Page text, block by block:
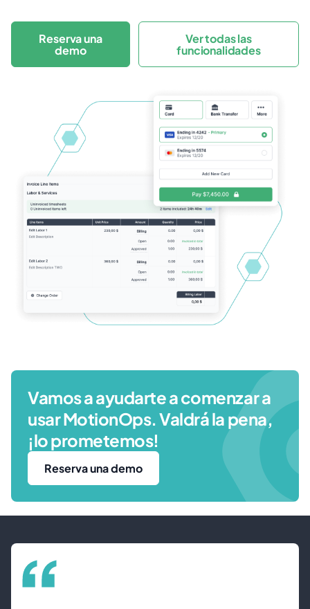
Reserva una
demo
Ver todas las
funcionalidades
Vamos a ayudarte a comenzar a
usar MotionOps. Valdrá la pena,
¡lo prometemos!
Reserva una demo